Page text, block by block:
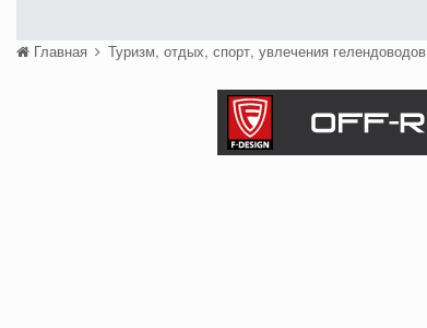
Главная Туризм, отдых, спорт, увлечения гелендоводов